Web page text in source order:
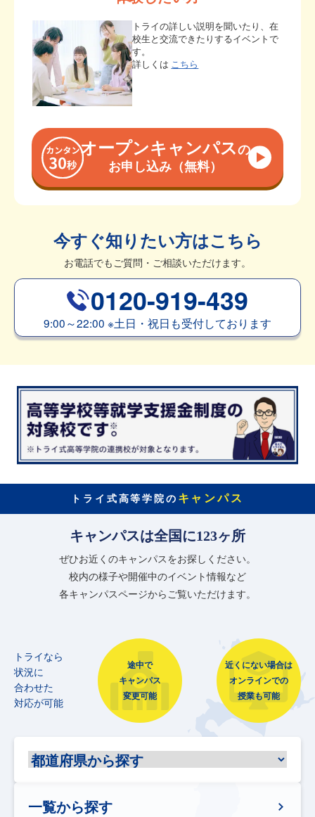
トライの詳しい説明を聞いたり、在
校生と交流できたりするイベントで
す。
詳しくは こちら
オープンキャンパスの
お申し込み（無料）
今すぐ知りたい方はこちら
お電話でもご質問・ご相談いただけます。
0120-919-439
9:00～22:00 ※土日・祝日も受付しております
トライ式高等学院の キャンパス
キャンパスは全国に123ヶ所
ぜひお近くのキャンパスをお探しください。
校内の様子や開催中のイベント情報など
各キャンパスページからご覧いただけます。
トライなら
状況に
合わせた
対応が可能
途中で
キャンパス
変更可能
近くにない場合は
オンラインでの
授業も可能
一覧から探す